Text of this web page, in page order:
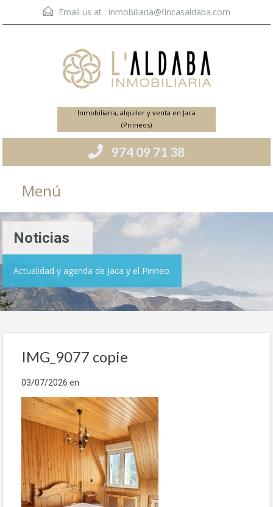
Email us at : inmobiliaria@fincasaldaba.com
Inmobiliaria, alquiler y venta en Jaca
(Pirineos)
974 09 71 38
Menú
Noticias
Actualidad y agenda de Jaca y el Pirineo
IMG_9077 copie
03/07/2026 en